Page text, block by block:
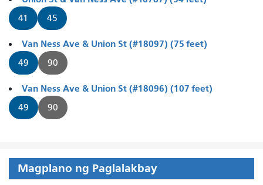
41 45
Van Ness Ave & Union St (#18097) (75 feet)
49 90
Van Ness Ave & Union St (#18096) (107 feet)
49 90
Magplano ng Paglalakbay